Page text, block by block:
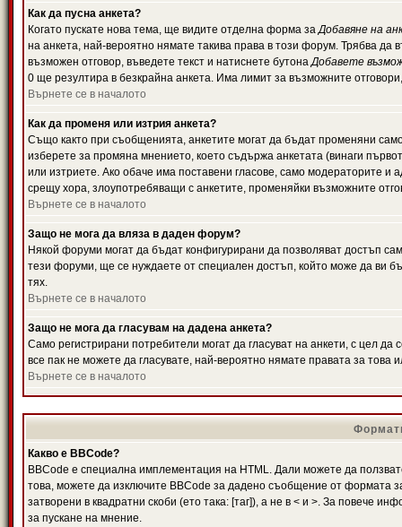
Как да пусна анкета?
Когато пускате нова тема, ще видите отделна форма заДобавяне на
на анкета, най-вероятно нямате такива права в този форум. Трябва да
възможен отговор, въведете текст и натиснете бутонаДобавете
0 ще резултира в безкрайна анкета. Има лимит за възможните
Върнете се в началото
Как да променя или изтрия анкета?
Също както при съобщенията, анкетите могат да бъдат променяни
изберете за промяна мнението, което съдържа анкетата (винаги
или изтриете. Ако обаче има поставени гласове, само модераторите и
срещу хора, злоупотребяващи с анкетите, променяйки възможните
Върнете се в началото
Защо не мога да вляза в даден форум?
Някой форуми могат да бъдат конфигурирани да позволяват достъп
тези форуми, ще се нуждаете от специален достъп, който може да ви
тях.
Върнете се в началото
Защо не мога да гласувам на дадена анкета?
Само регистрирани потребители могат да гласуват на анкети, с цел
все пак не можете да гласувате, най-вероятно нямате правата за това
Върнете се в началото
Какво е BBCode?
BBCode е специална имплементация на HTML. Дали можете да
това, можете да изключите BBCode за дадено съобщение от формата
затворени в квадратни скоби (ето така: [таг]), а не в < и >. За повече
за пускане на мнение.